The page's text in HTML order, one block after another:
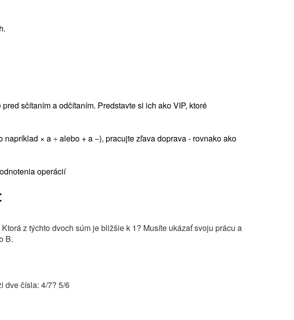
sčítaním a odčítaním. Predstavte si ich ako VIP, ktoré
× a ÷ alebo + a −), pracujte zľava doprava - rovnako ako
operácií
z týchto dvoch súm je bližšie k 1? Musíte ukázať svoju prácu a
B.
dve čísla: 4/7? 5/6